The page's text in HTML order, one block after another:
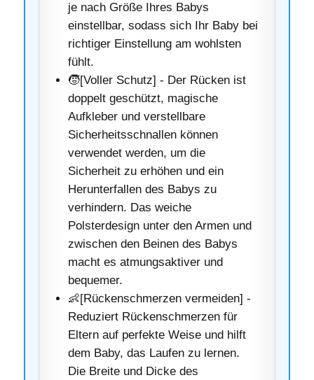
je nach Größe Ihres Babys
einstellbar, sodass sich Ihr Baby bei
richtiger Einstellung am wohlsten
fühlt.
🧒[Voller Schutz] - Der Rücken ist
doppelt geschützt, magische
Aufkleber und verstellbare
Sicherheitsschnallen können
verwendet werden, um die
Sicherheit zu erhöhen und ein
Herunterfallen des Babys zu
verhindern. Das weiche
Polsterdesign unter den Armen und
zwischen den Beinen des Babys
macht es atmungsaktiver und
bequemer.
👶[Rückenschmerzen vermeiden] -
Reduziert Rückenschmerzen für
Eltern auf perfekte Weise und hilft
dem Baby, das Laufen zu lernen.
Die Breite und Dicke des